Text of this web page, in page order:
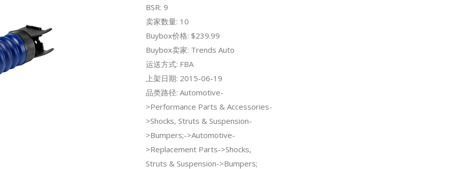
BSR: 9
卖家数量: 10
Buybox价格: $239.99
Buybox卖家: Trends Auto
运送方式: FBA
上架日期: 2015-06-19
品类路径: Automotive-
>Performance Parts & Accessories-
>Shocks, Struts & Suspension-
>Bumpers;->Automotive-
>Replacement Parts->Shocks,
Struts & Suspension->Bumpers;